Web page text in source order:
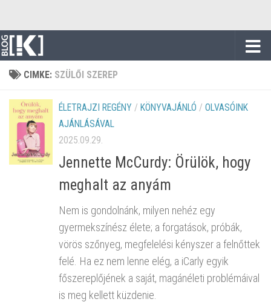
CIMKE: SZÜLŐI SZEREP
ÉLETRAJZI REGÉNY / KÖNYVAJÁNLÓ / OLVASÓINK
AJÁNLÁSÁVAL
2025.09.29.
Jennette McCurdy: Örülök, hogy
meghalt az anyám
Nem is gondolnánk, milyen nehéz egy
gyermekszínész élete; a forgatások, próbák,
vörös szőnyeg, megfelelési kényszer a felnőttek
felé. Ha ez nem lenne elég, a iCarly egyik
főszereplőjének a saját, magánéleti problémáival
is meg kellett küzdenie.